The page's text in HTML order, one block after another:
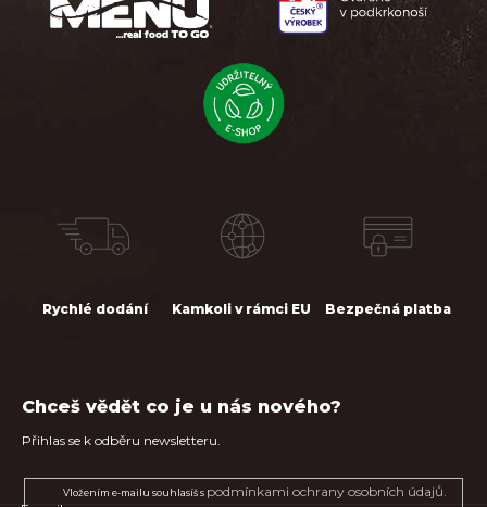
Rychlé dodání Kamkoli v rámci EU Bezpečná platba
Chceš vědět co je u nás nového?
Přihlas se k odběru newsletteru.
Vložením e-mailu souhlasíš s podmínkami ochrany osobních údajů.